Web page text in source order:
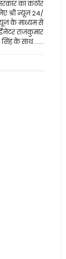
का कठोर
श्री न्यूज़ 24/
के माध्यम से
राजकुमार
सिंह के साथ.......